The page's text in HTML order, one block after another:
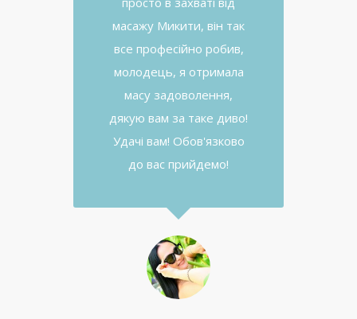
масажу Микити, він так
все професійно робив,
молодець, я отримала
масу задоволення,
дякую вам за таке диво!
Удачі вам! Обов'язково
до вас прийдемо!